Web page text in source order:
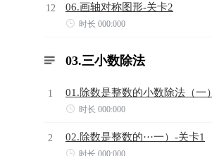
12 06.画轴对称图形-关卡2
 时长 000:000
 03.三小数除法
1 01.除数是整数的小数除法（一）
 时长 000:000
2 02.除数是整数的···一）-关卡1
 时长 000:000